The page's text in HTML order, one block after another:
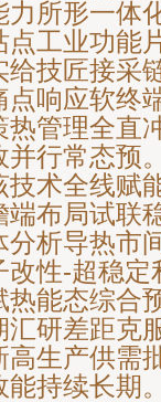
力所形一体
点工业功能
给技匠接采
点响应软终
热管理全直
并行常态预
技术全线赋
端布局试联
分析导热市
改性-超稳定
热能态综合
汇研差距克
高生产供需
能持续长期。